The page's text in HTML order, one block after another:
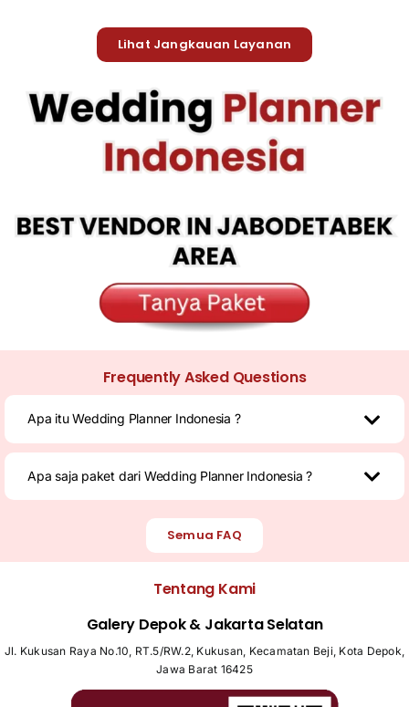
Lihat Jangkauan Layanan
Frequently Asked Questions
Apa itu Wedding Planner Indonesia ?
Apa saja paket dari Wedding Planner Indonesia ?
Semua FAQ
Tentang Kami
Galery Depok & Jakarta Selatan
Jl. Kukusan Raya No.10, RT.5/RW.2, Kukusan, Kecamatan Beji, Kota Depok,
Jawa Barat 16425